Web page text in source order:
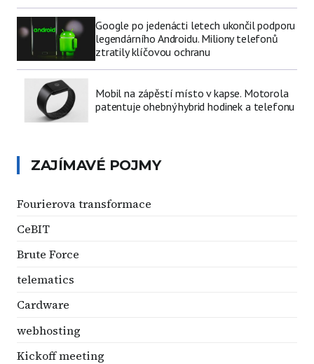
Google po jedenácti letech ukončil podporu
legendárního Androidu. Miliony telefonů
ztratily klíčovou ochranu
Mobil na zápěstí místo v kapse. Motorola
patentuje ohebný hybrid hodinek a telefonu
ZAJÍMAVÉ POJMY
Fourierova transformace
CeBIT
Brute Force
telematics
Cardware
webhosting
Kickoff meeting